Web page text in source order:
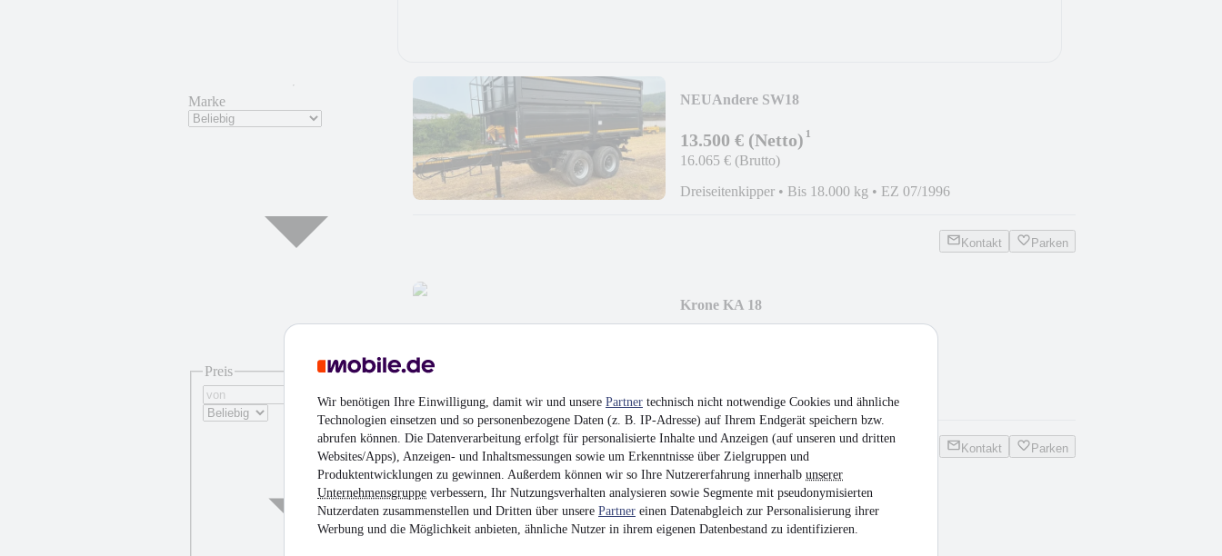
Wir benötigen Ihre Einwilligung, damit wir und unsere Partner technisch nicht notwendige Cookies und ähnliche
Technologien einsetzen und so personenbezogene Daten (z. B. IP-Adresse) auf Ihrem Endgerät speichern bzw.
abrufen können. Die Datenverarbeitung erfolgt für personalisierte Inhalte und Anzeigen (auf unseren und dritten
Websites/Apps), Anzeigen- und Inhaltsmessungen sowie um Erkenntnisse über Zielgruppen und
Produktentwicklungen zu gewinnen. Außerdem können wir so Ihre Nutzererfahrung innerhalb unserer
Unternehmensgruppe verbessern, Ihr Nutzungsverhalten analysieren sowie Segmente mit pseudonymisierten
Nutzerdaten zusammenstellen und Dritten über unsere Partner einen Datenabgleich zur Personalisierung ihrer
Werbung und die Möglichkeit anbieten, ähnliche Nutzer in ihrem eigenen Datenbestand zu identifizieren.
Marke
Preis
NEUAndere SW18
13.500 € (Netto)¹
16.065 € (Brutto)
Dreiseitenkipper • Bis 18.000 kg • EZ 07/1996
Kontakt Parken
Krone KA 18
Plattform• Bis 18.000 kg•EZ 05/2015
Kontakt Parken
Andere CD 18MHPE / Dollyachse